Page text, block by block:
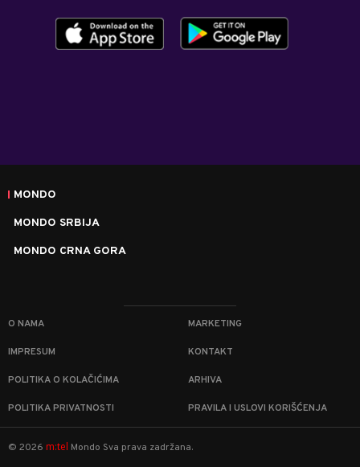
MONDO
MONDO SRBIJA
MONDO CRNA GORA
O NAMA MARKETING
IMPRESUM KONTAKT
POLITIKA O KOLAČIĆIMA ARHIVA
POLITIKA PRIVATNOSTI PRAVILA I USLOVI KORIŠĆENJA
© 2026 m:tel Mondo Sva prava zadržana.